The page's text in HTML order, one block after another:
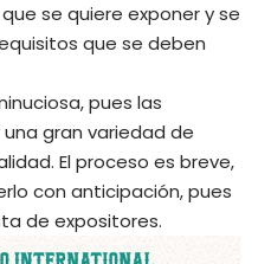
se quiere exponer y se
que se deben
pues las
gran variedad de
El proceso es breve,
con anticipación, pues
de expositores.